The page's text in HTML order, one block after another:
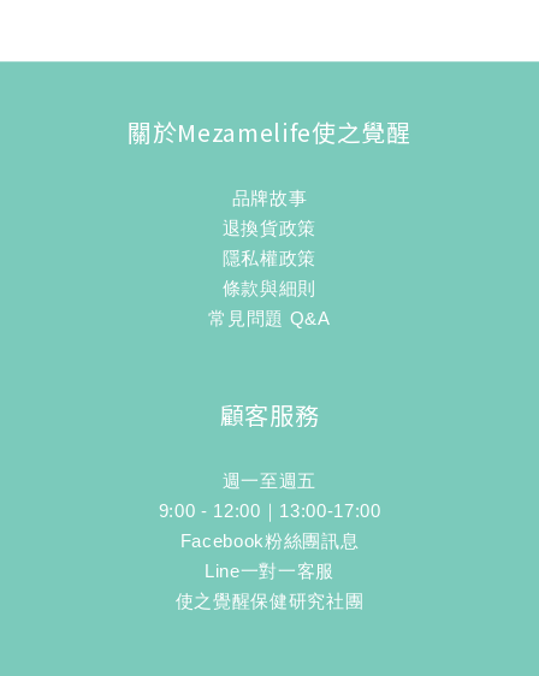
關於Mezamelife使之覺醒
品牌故事
退換貨政策
隱私權政策
條款與細則
常見問題 Q&A
顧客服務
週一至週五
9:00 - 12:00｜13:00-17:00
Facebook粉絲團訊息
Line一對一客服
使之覺醒保健研究社團